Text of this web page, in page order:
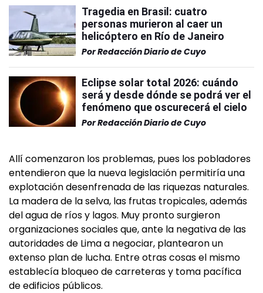
Tragedia en Brasil: cuatro
personas murieron al caer un
helicóptero en Río de Janeiro
PorRedacción Diario de Cuyo
Eclipse solar total 2026: cuándo
será y desde dónde se podrá ver el
fenómeno que oscurecerá el cielo
PorRedacción Diario de Cuyo
Allí comenzaron los problemas, pues los pobladores
entendieron que la nueva legislación permitiría una
explotación desenfrenada de las riquezas naturales.
La madera de la selva, las frutas tropicales, además
del agua de ríos y lagos. Muy pronto surgieron
organizaciones sociales que, ante la negativa de las
autoridades de Lima a negociar, plantearon un
extenso plan de lucha. Entre otras cosas el mismo
establecía bloqueo de carreteras y toma pacífica
de edificios públicos.